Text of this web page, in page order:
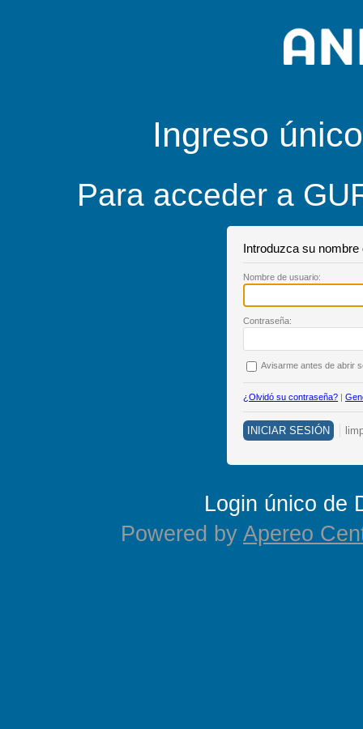
Ingreso
Para acceder a
Introduzca su
Nombre de usuario:
Contraseña:
Avisarme antes de abrir
¿Olvidó su contraseña? |
Login único de
Powered by Apereo